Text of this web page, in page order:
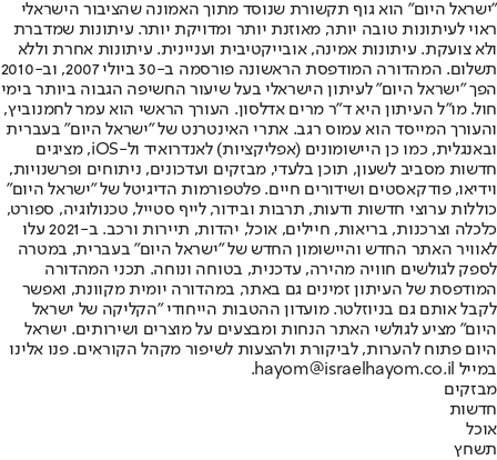
"ישראל היום" הוא גוף תקשורת שנוסד מתוך האמונה שהציבור הישראלי
ראוי לעיתונות טובה יותר, מאוזנת יותר ומדויקת יותר. עיתונות שמדברת
ולא צועקת. עיתונות אמינה, אובייקטיבית ועניינית. עיתונות אחרת וללא
תשלום. המהדורה המודפסת הראשונה פורסמה ב-30 ביולי 2007, וב-2010
הפך "ישראל היום" לעיתון הישראלי בעל שיעור החשיפה הגבוה ביותר בימי
חול. מו"ל העיתון היא ד"ר מרים אדלסון. העורך הראשי הוא עמר לחמנוביץ,
והעורך המייסד הוא עמוס רגב. אתרי האינטרנט של "ישראל היום" בעברית
ובאנגלית, כמו כן היישומונים (אפליקציות) לאנדרואיד ול-iOS, מציגים
חדשות מסביב לשעון, תוכן בלעדי, מבזקים ועדכונים, ניתוחים ופרשנויות,
וידיאו, פודקאסטים ושידורים חיים. פלטפורמות הדיגיטל של "ישראל היום"
כוללות ערוצי חדשות ודעות, תרבות ובידור, לייף סטייל, טכנולוגיה, ספורט,
כלכלה וצרכנות, בריאות, חיילים, אוכל, יהדות, תיירות ורכב. ב-2021 עלו
לאוויר האתר החדש והיישומון החדש של "ישראל היום" בעברית, במטרה
לספק לגולשים חוויה מהירה, עדכנית, בטוחה ונוחה. תכני המהדורה
המודפסת של העיתון זמינים גם באתר, במהדורה יומית מקוונת, ואפשר
לקבל אותם גם בניוזלטר. מועדון ההטבות הייחודי "הקליקה של ישראל
היום" מציע לגולשי האתר הנחות ומבצעים על מוצרים ושירותים. ישראל
היום פתוח להערות, לביקורת ולהצעות לשיפור מקהל הקוראים. פנו אלינו
במייל hayom@israelhayom.co.il.
מבזקים
חדשות
אוכל
תשחץ